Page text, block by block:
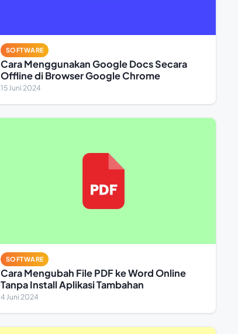
SOFTWARE
Cara Menggunakan Google Docs Secara
Offline di Browser Google Chrome
15 Juni 2024
SOFTWARE
Cara Mengubah File PDF ke Word Online
Tanpa Install Aplikasi Tambahan
4 Juni 2024